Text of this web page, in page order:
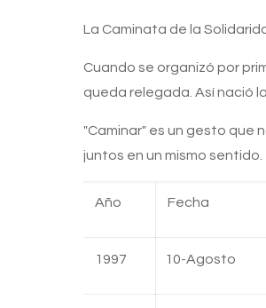
La Caminata de la
Cuando se organizó por
queda relegada. Así nació
"Caminar" es un gesto que
juntos en un mismo sentido.
Año Fecha
1997 10-Agosto